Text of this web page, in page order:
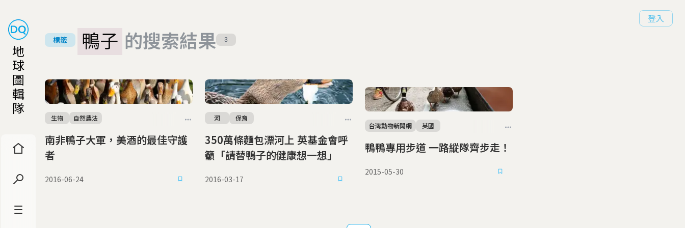
地
球
圖
輯
隊
登入
標籤 鴨子 的搜索結果 3
南非鴨子大軍，美酒的最佳守護
者
生物 自然農法
2016-06-24
350萬條麵包漂河上 英基金會呼
籲「請替鴨子的健康想一想」
河 保育
2016-03-17
鴨鴨專用步道 一路縱隊齊步走！
台灣動物新聞網 英國
2015-05-30